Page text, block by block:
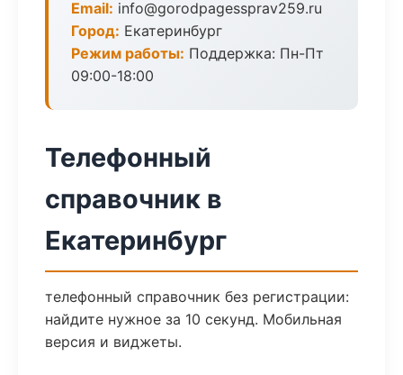
Email: info@gorodpagessprav259.ru
Город: Екатеринбург
Режим работы: Поддержка: Пн-Пт
09:00-18:00
Телефонный
справочник в
Екатеринбург
телефонный справочник без регистрации:
найдите нужное за 10 секунд. Мобильная
версия и виджеты.